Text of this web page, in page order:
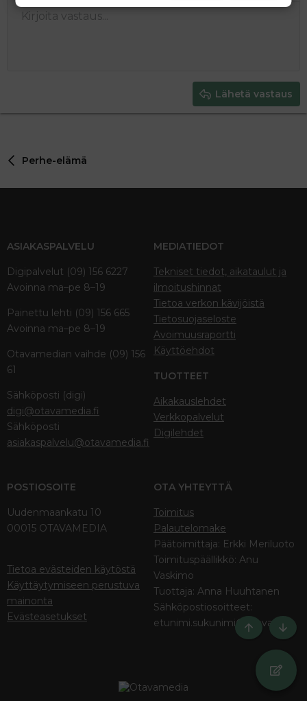
Fontin koko
9
Tekstiväri
KirjasintyyliArial
Yliviivaa
Tasaus Tasaa vasemmalle
Paragraph format
Normal
LainausLisää video/media
Lisää taulukko
Insert horizontal line
Tee uudelleen
BBCode-näkymä
Poista muotoilu
Luonnokset
Kirjoita vastaus...
Lähetä vastaus
Perhe-elämä
ASIAKASPALVELU
Digipalvelut (09) 156 6227
Avoinna ma–pe 8–19
Painettu lehti (09) 156 665
Avoinna ma–pe 8–19
Otavamedian vaihde (09) 156
61
Sähköposti (digi)
digi@otavamedia.fi
Sähköposti
asiakaspalvelu@otavamedia.fi
MEDIATIEDOT
Tekniset tiedot, aikataulut ja
ilmoitushinnat
Tietoa verkon kävijöistä
Tietosuojaseloste
Avoimuusraportti
Käyttöehdot
TUOTTEET
Aikakauslehdet
Verkkopalvelut
Digilehdet
POSTIOSOITE
Uudenmaankatu 10
00015 OTAVAMEDIA
Tietoa evästeiden käytöstä
Käyttäytymiseen perustuva
mainonta
Evästeasetukset
OTA YHTEYTTÄ
Toimitus
Palautelomake
Päätoimittaja: Erkki Meriluoto
Toimituspäällikkö: Anu
Vaskimo
Tuottaja: Anna Huuhtanen
Sähköpostiosoitteet:
etunimi.sukunimi@otava.fi
Ylös